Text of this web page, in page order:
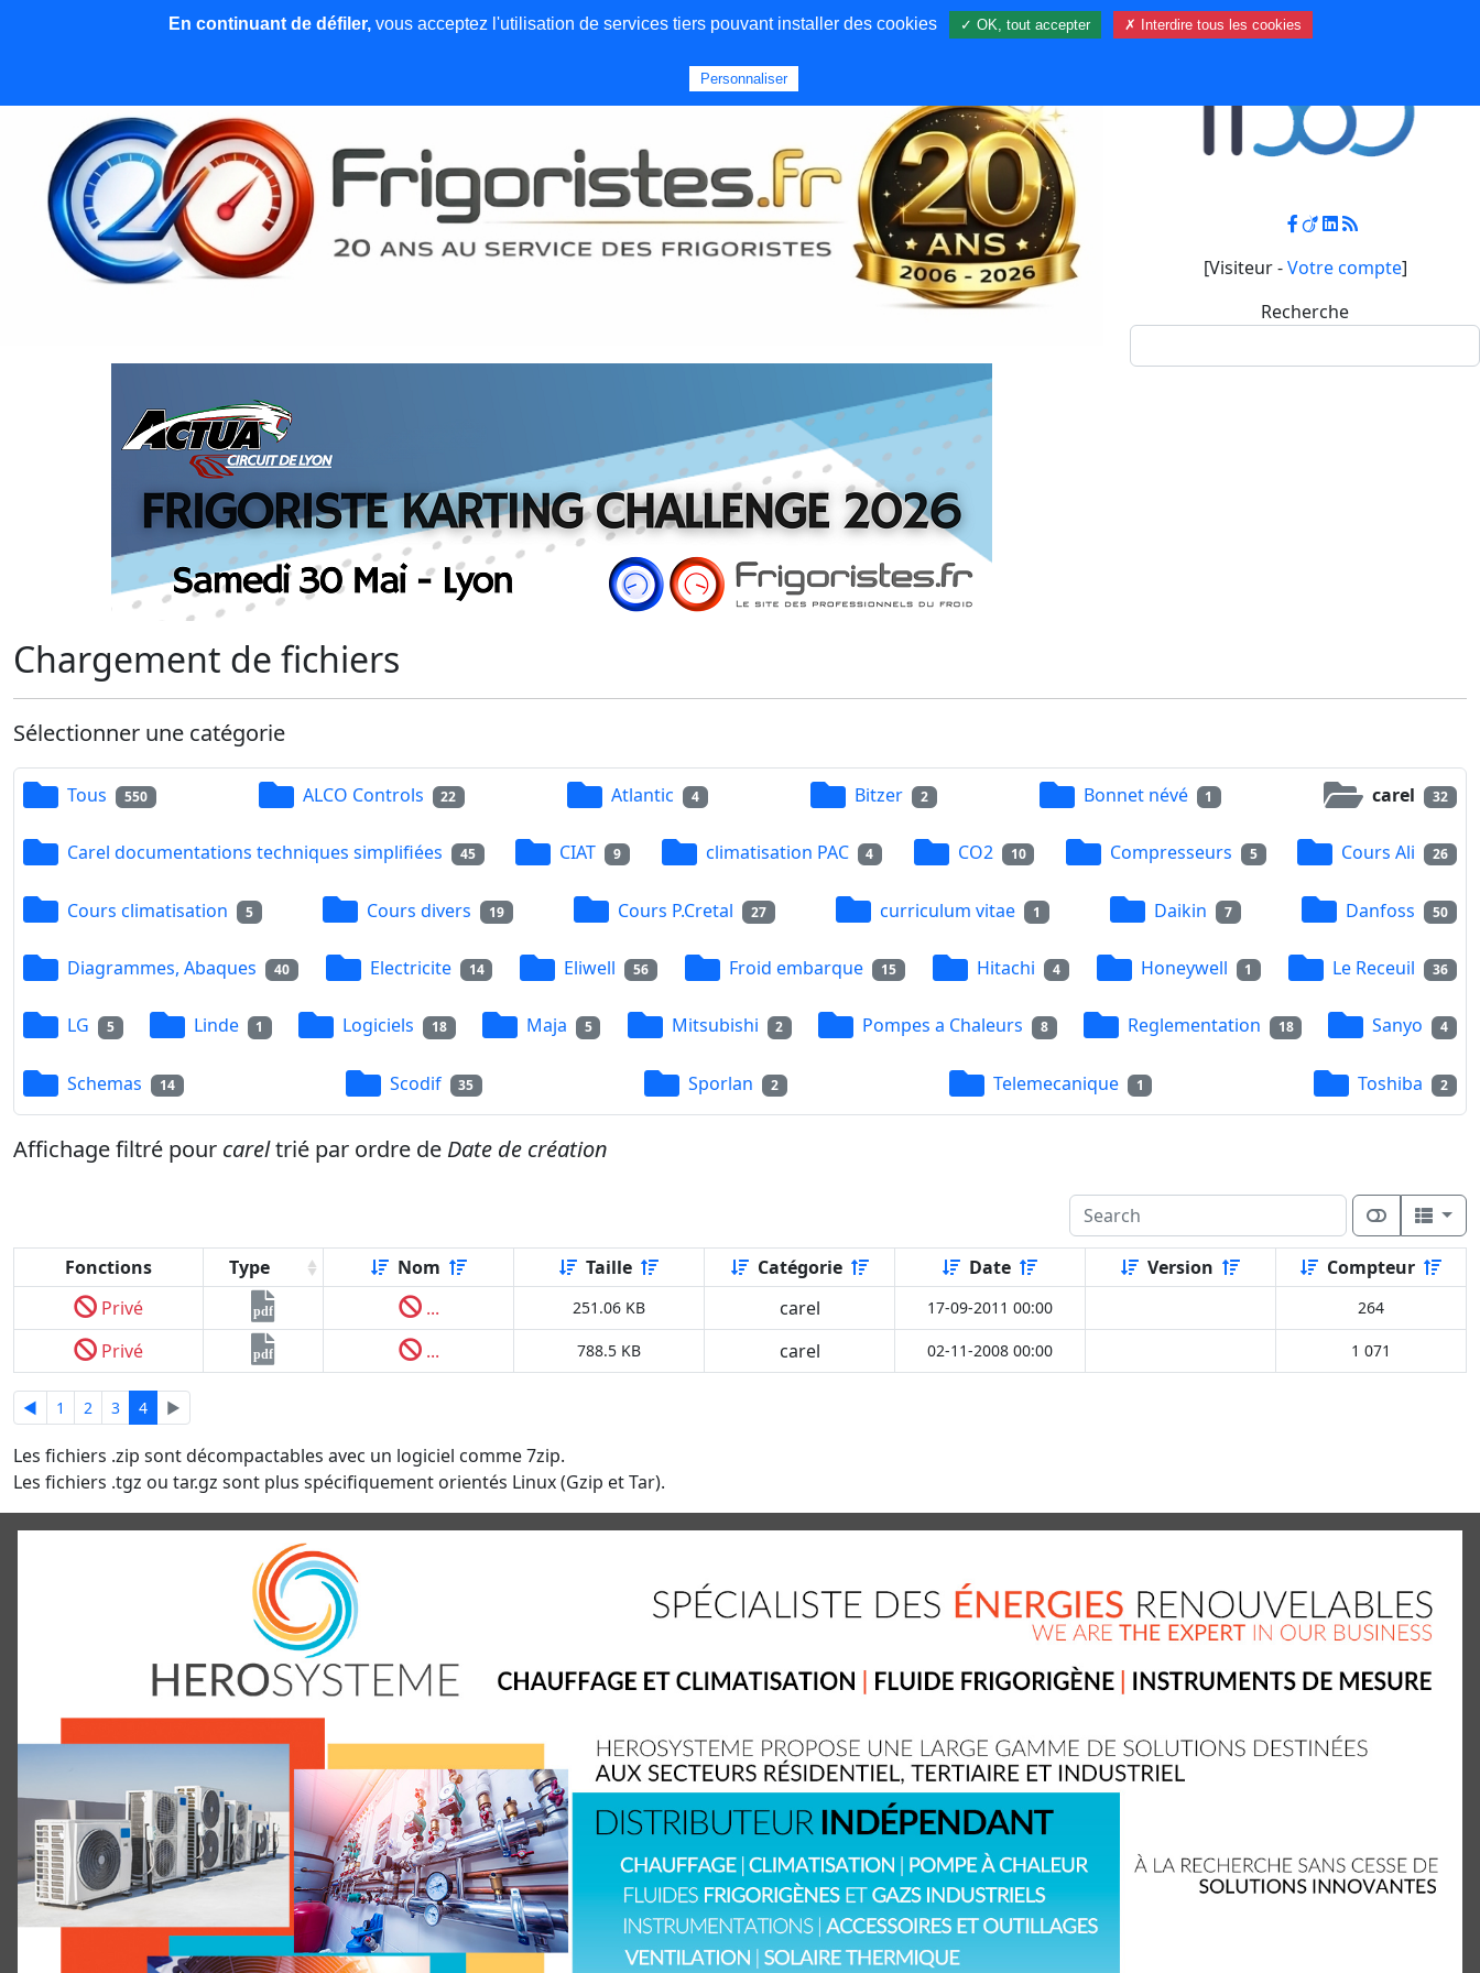
News et articles Emploi Qui sommes nous Contact Mon compte
[Visiteur -Votre compte]
Recherche
Chargement de fichiers
Sélectionner une catégorie
Tous 550 ALCO Controls 22 Atlantic 4 Bitzer 2 Bonnet névé 1 carel 32
Carel documentations techniques simplifiées 45 CIAT 9 climatisation PAC 4 CO2 10 Compresseurs 5 Cours Ali 26
Cours climatisation 5 Cours divers 19 Cours P.Cretal 27 curriculum vitae 1 Daikin 7 Danfoss 50
Diagrammes, Abaques 40 Electricite 14 Eliwell 56 Froid embarque 15 Hitachi 4 Honeywell 1 Le Receuil 36
LG 5 Linde 1 Logiciels 18 Maja 5 Mitsubishi 2 Pompes a Chaleurs 8 Reglementation 18 Sanyo 4
Schemas 14 Scodif 35 Sporlan 2 Telemecanique 1 Toshiba 2
Affichage filtré pour careltrié par ordre de Date de création
Fonctions Type Nom Taille Catégorie Date Version
Compteur
Privé
pdf ... 251.06 KB carel 17-09-2011 00:00 264
Privé pdf ... 788.5 KB carel 02-11-2008 00:00 1 071
◄ 1 2 3 4 ►
Les fichiers .zip sont décompactables avec un logiciel comme 7zip.
Les fichiers .tgz ou tar.gz sont plus spécifiquement orientés Linux (Gzip et Tar).
En continuant de défiler,vous acceptez l'utilisation de services tiers pouvant installer des cookies ✓ OK, tout accepter ✗ Interdire tous les cookies
Personnaliser